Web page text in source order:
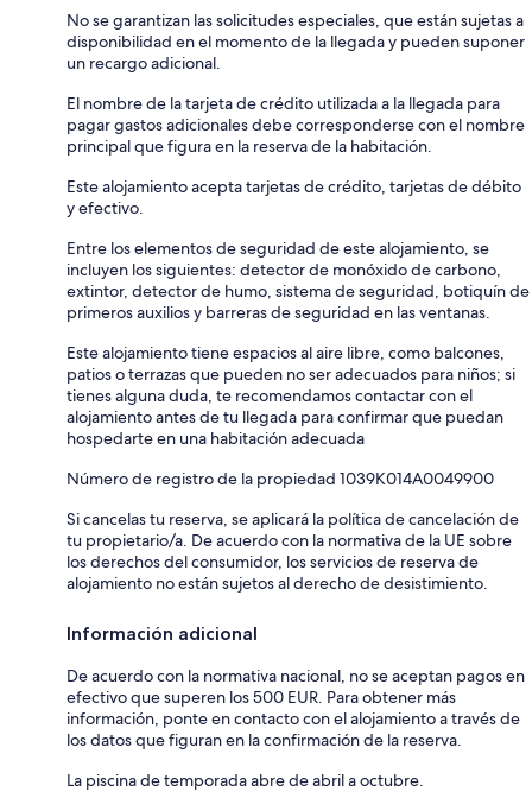
No se garantizan las solicitudes especiales, que están sujetas a
disponibilidad en el momento de la llegada y pueden suponer
un recargo adicional.
El nombre de la tarjeta de crédito utilizada a la llegada para
pagar gastos adicionales debe corresponderse con el nombre
principal que figura en la reserva de la habitación.
Este alojamiento acepta tarjetas de crédito, tarjetas de débito
y efectivo.
Entre los elementos de seguridad de este alojamiento, se
incluyen los siguientes: detector de monóxido de carbono,
extintor, detector de humo, sistema de seguridad, botiquín de
primeros auxilios y barreras de seguridad en las ventanas.
Este alojamiento tiene espacios al aire libre, como balcones,
patios o terrazas que pueden no ser adecuados para niños; si
tienes alguna duda, te recomendamos contactar con el
alojamiento antes de tu llegada para confirmar que puedan
hospedarte en una habitación adecuada
Número de registro de la propiedad 1039K014A0049900
Si cancelas tu reserva, se aplicará la política de cancelación de
tu propietario/a. De acuerdo con la normativa de la UE sobre
los derechos del consumidor, los servicios de reserva de
alojamiento no están sujetos al derecho de desistimiento.
Información adicional
De acuerdo con la normativa nacional, no se aceptan pagos en
efectivo que superen los 500 EUR. Para obtener más
información, ponte en contacto con el alojamiento a través de
los datos que figuran en la confirmación de la reserva.
La piscina de temporada abre de abril a octubre.